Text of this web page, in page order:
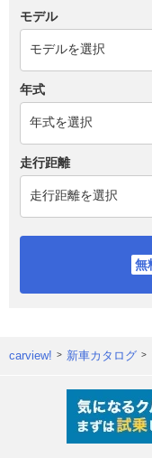
モデル
年式
走行距離
carview! 新車カタログ